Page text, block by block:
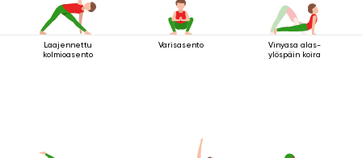
Laajennettu
kolmioasento
Varisasento
Vinyasa alas-
ylöspäin koira